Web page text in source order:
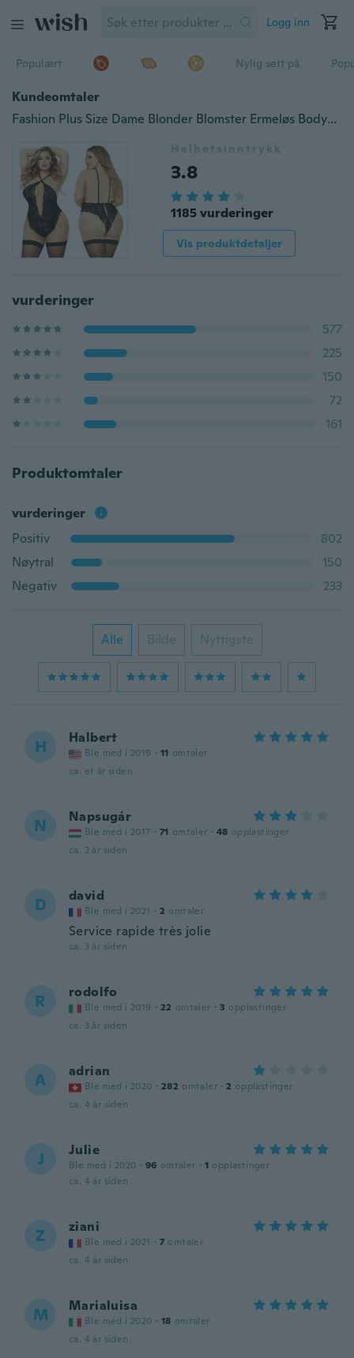
Logg inn
Populært Nylig sett på
Kundeomtaler
Fashion Plus Size Dame Blonder Blomster Ermeløs Bodysuit Nattøy Undertøy Lingeries (3XL, 4XL, 5XL)
Helhetsinntrykk
3.8
1185 vurderinger
Vis produktdetaljer
vurderinger
577
225
150
72
161
Produktomtaler
vurderinger
Positiv
802
Nøytral
150
Negativ
233
Alle Bilde Nyttigste
H Halbert
Ble med i 2019 · 11 omtaler
ca. et år siden
N Napsugár
Ble med i 2017 · 71 omtaler · 48 opplastinger
ca. 2 år siden
D david
Ble med i 2021 · 2 omtaler
Service rapide très jolie
ca. 3 år siden
R rodolfo
Ble med i 2019 · 22 omtaler · 3 opplastinger
ca. 3 år siden
A adrian
Ble med i 2020 · 282 omtaler · 2 opplastinger
ca. 4 år siden
J Julie
Ble med i 2020 · 96 omtaler · 1 opplastinger
ca. 4 år siden
Z ziani
Ble med i 2021 · 7 omtaler
ca. 4 år siden
M Marialuisa
Ble med i 2020 · 18 omtaler
ca. 4 år siden